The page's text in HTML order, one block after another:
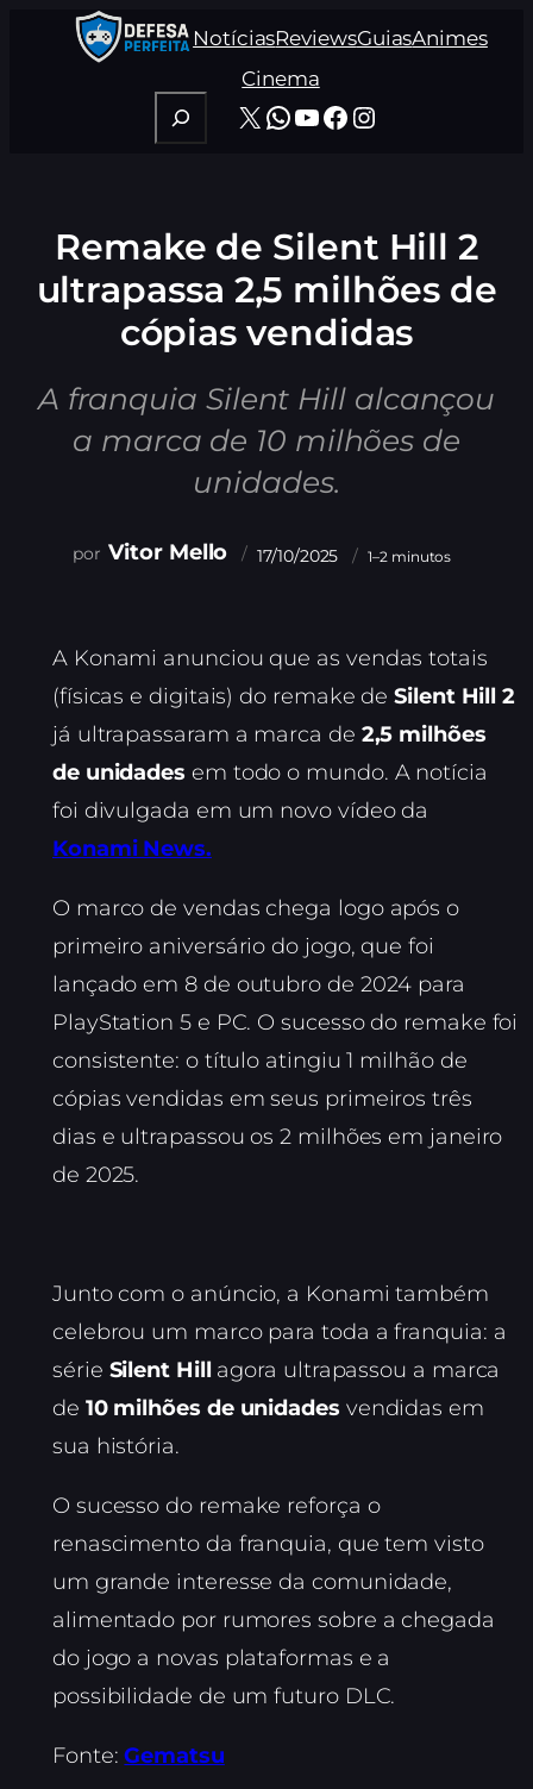
NotíciasReviewsGuiasAnimes
Cinema
Pesquisar
X WhatsApp
Youtube
Facebook
Instagram
Remake de Silent Hill 2
ultrapassa 2,5 milhões de
cópias vendidas
A franquia Silent Hill alcançou
a marca de 10 milhões de
unidades.
Vitor Mello 17/10/2025 1–2 minutos
A Konami anunciou que as vendas totais
(físicas e digitais) do remake deSilent Hill 2
já ultrapassaram a marca de 2,5 milhões
de unidades em todo o mundo. A notícia
foi divulgada em um novo vídeo da
Konami News.
O marco de vendas chega logo após o
primeiro aniversário do jogo, que foi
lançado em 8 de outubro de 2024 para
PlayStation 5 e PC. O sucesso do remake foi
consistente: o título atingiu 1 milhão de
cópias vendidas em seus primeiros três
dias e ultrapassou os 2 milhões em janeiro
de 2025.
Junto com o anúncio, a Konami também
celebrou um marco para toda a franquia: a
série Silent Hill agora ultrapassou a marca
de 10 milhões de unidades vendidas em
sua história.
O sucesso do remake reforça o
renascimento da franquia, que tem visto
um grande interesse da comunidade,
alimentado por rumores sobre a chegada
do jogo a novas plataformas e a
possibilidade de um futuro DLC.
Fonte:Gematsu